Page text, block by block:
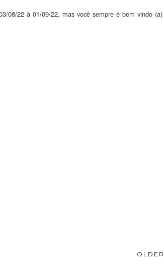
08/22 à 01/09/22, mas você sempre é bem vindo (a)
OLDER